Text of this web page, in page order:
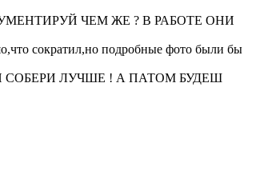
АРГУМЕНТИРУЙ ЧЕМ ЖЕ ? В РАБОТЕ ОНИ
сократил,но подробные фото были бы
СОБЕРИ ЛУЧШЕ ! А ПАТОМ БУДЕШ